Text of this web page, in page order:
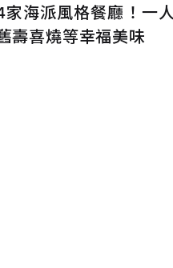
家海派風格餐廳！一
壽喜燒等幸福美味